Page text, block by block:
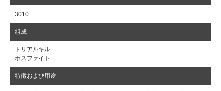
3010
トリアルキル
ホスファイト